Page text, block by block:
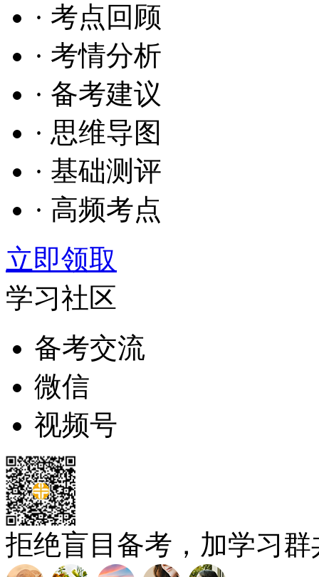
· 考点回顾
· 考情分析
· 备考建议
· 思维导图
· 基础测评
· 高频考点
立即领取
学习社区
备考交流
微信
视频号
拒绝盲目备考，加学习